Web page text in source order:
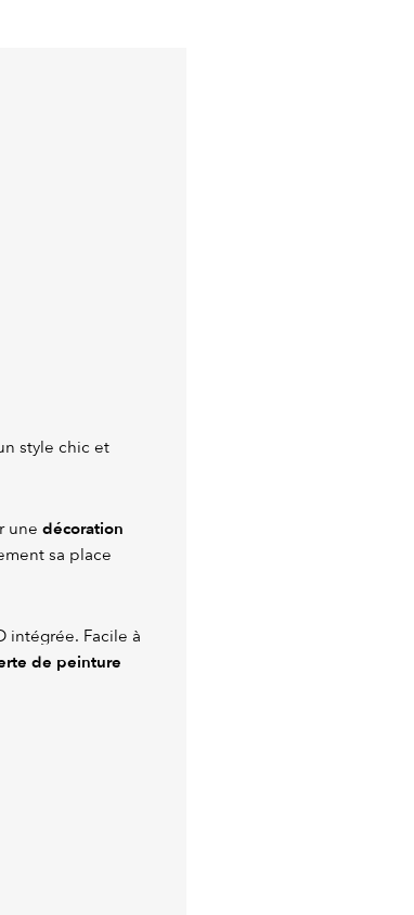
style chic et
une décoration
sa place
intégrée. Facile à
de peinture